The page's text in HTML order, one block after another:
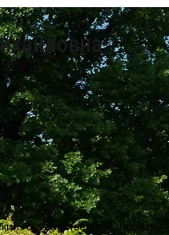
государственный